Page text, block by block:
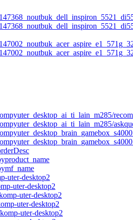
uter-desktop2
uter-desktop2
uter-desktop2
uter-desktop2
uter-desktop2